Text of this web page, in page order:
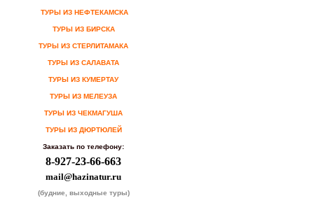
ТУРЫ ИЗ НЕФТЕКАМСКА
ТУРЫ ИЗ БИРСКА
ТУРЫ ИЗ СТЕРЛИТАМАКА
ТУРЫ ИЗ САЛАВАТА
ТУРЫ ИЗ КУМЕРТАУ
ТУРЫ ИЗ МЕЛЕУЗА
ТУРЫ ИЗ ЧЕКМАГУША
ТУРЫ ИЗ ДЮРТЮЛЕЙ
Заказать по телефону:
8-927-23-66-663
mail@hazinatur.ru
(будние, выходные туры)